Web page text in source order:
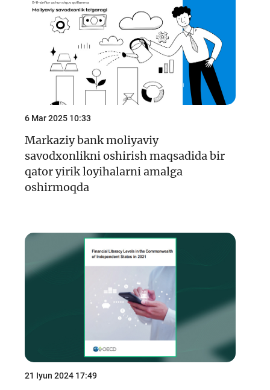
Keys-chempionat
Treninglar va seminarlar
Finlit.uz yangiliklari
OAVda loyihalar
O‘quv materiallari
Interaktiv xizmatlar
Fotogalereya
Kengaytirilgan qidiruv
Sayt xaritasi
6 Mar 2025 10:33
Markaziy bank moliyaviy
savodxonlikni oshirish maqsadida bir
qator yirik loyihalarni amalga
oshirmoqda
21 Iyun 2024 17:49